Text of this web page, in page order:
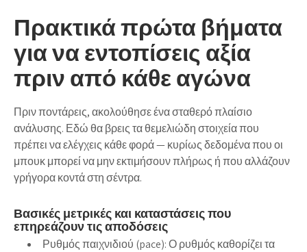
Πρακτικά πρώτα βήματα
για να εντοπίσεις αξία
πριν από κάθε αγώνα
Πριν ποντάρεις, ακολούθησε ένα σταθερό πλαίσιο
ανάλυσης. Εδώ θα βρεις τα θεμελιώδη στοιχεία που
πρέπει να ελέγχεις κάθε φορά — κυρίως δεδομένα που οι
μπουκ μπορεί να μην εκτιμήσουν πλήρως ή που αλλάζουν
γρήγορα κοντά στη σέντρα.
Βασικές μετρικές και καταστάσεις που
επηρεάζουν τις αποδόσεις
Ρυθμός παιχνιδιού (pace): Ο ρυθμός καθορίζει τα